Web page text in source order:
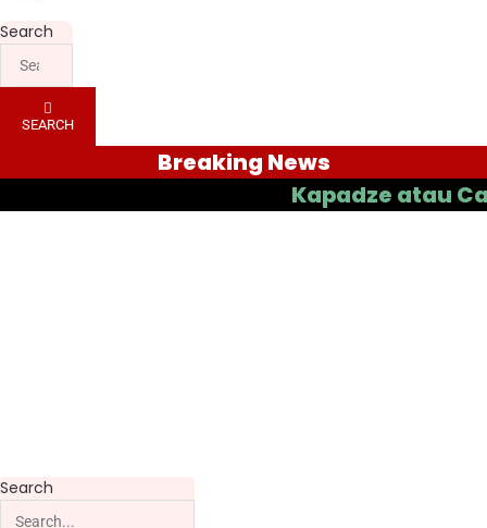
Search
SEARCH
Breaking News
Kapadze atau Casas
Search